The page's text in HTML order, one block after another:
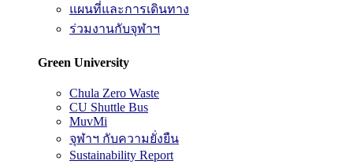
แผนที่และการเดินทาง
ร่วมงานกับจุฬาฯ
Green University
Chula Zero Waste
CU Shuttle Bus
MuvMi
จุฬาฯ กับความยั่งยืน
Sustainability Report